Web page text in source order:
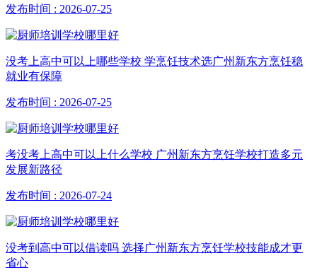
发布时间 : 2026-07-25
没考上高中可以上哪些学校 学烹饪技术选广州新东方烹饪稳
就业有保障
发布时间 : 2026-07-25
考没考上高中可以上什么学校 广州新东方烹饪学校打造多元
发展新路径
发布时间 : 2026-07-24
没考到高中可以借读吗 选择广州新东方烹饪学校技能成才更
省心